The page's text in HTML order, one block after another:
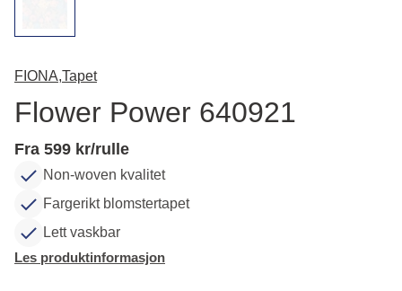
FIONA,Tapet
Flower Power 640921
Fra 599 kr/rulle
Non-woven kvalitet
Fargerikt blomstertapet
Lett vaskbar
Les produktinformasjon